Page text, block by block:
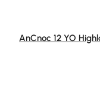
Durchschnittliche
AnCnoc 12 YO